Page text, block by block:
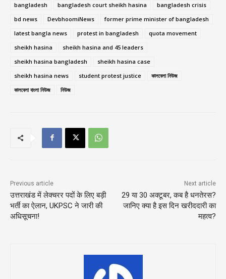
bangladesh
bangladesh court sheikh hasina
bangladesh crisis
bd news
DevbhoomiNews
former prime minister of bangladesh
latest bangla news
protest in bangladesh
quota movement
sheikh hasina
sheikh hasina and 45 leaders
sheikh hasina bangladesh
sheikh hasina case
sheikh hasina news
student protest justice
কালবেলা নিউজ
কালবেলা বাংলা নিউজ
নিউজ
Previous article
उत्तराखंड में लेक्चरर पदों के लिए बड़ी
भर्ती का ऐलान, UKPSC ने जारी की
अधिसूचना!
Next article
29 या 30 अक्टूबर, कब है धनतेरस?
जानिए क्या है इस दिन खरीददारी का
महत्व?